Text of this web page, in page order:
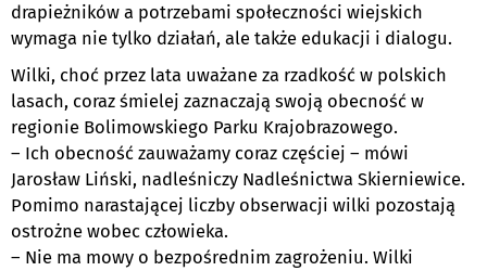
drapieżników a potrzebami społeczności wiejskich
wymaga nie tylko działań, ale także edukacji i dialogu.
Wilki, choć przez lata uważane za rzadkość w polskich
lasach, coraz śmielej zaznaczają swoją obecność w
regionie Bolimowskiego Parku Krajobrazowego.
– Ich obecność zauważamy coraz częściej – mówi
Jarosław Liński, nadleśniczy Nadleśnictwa Skierniewice.
Pomimo narastającej liczby obserwacji wilki pozostają
ostrożne wobec człowieka.
– Nie ma mowy o bezpośrednim zagrożeniu. Wilki